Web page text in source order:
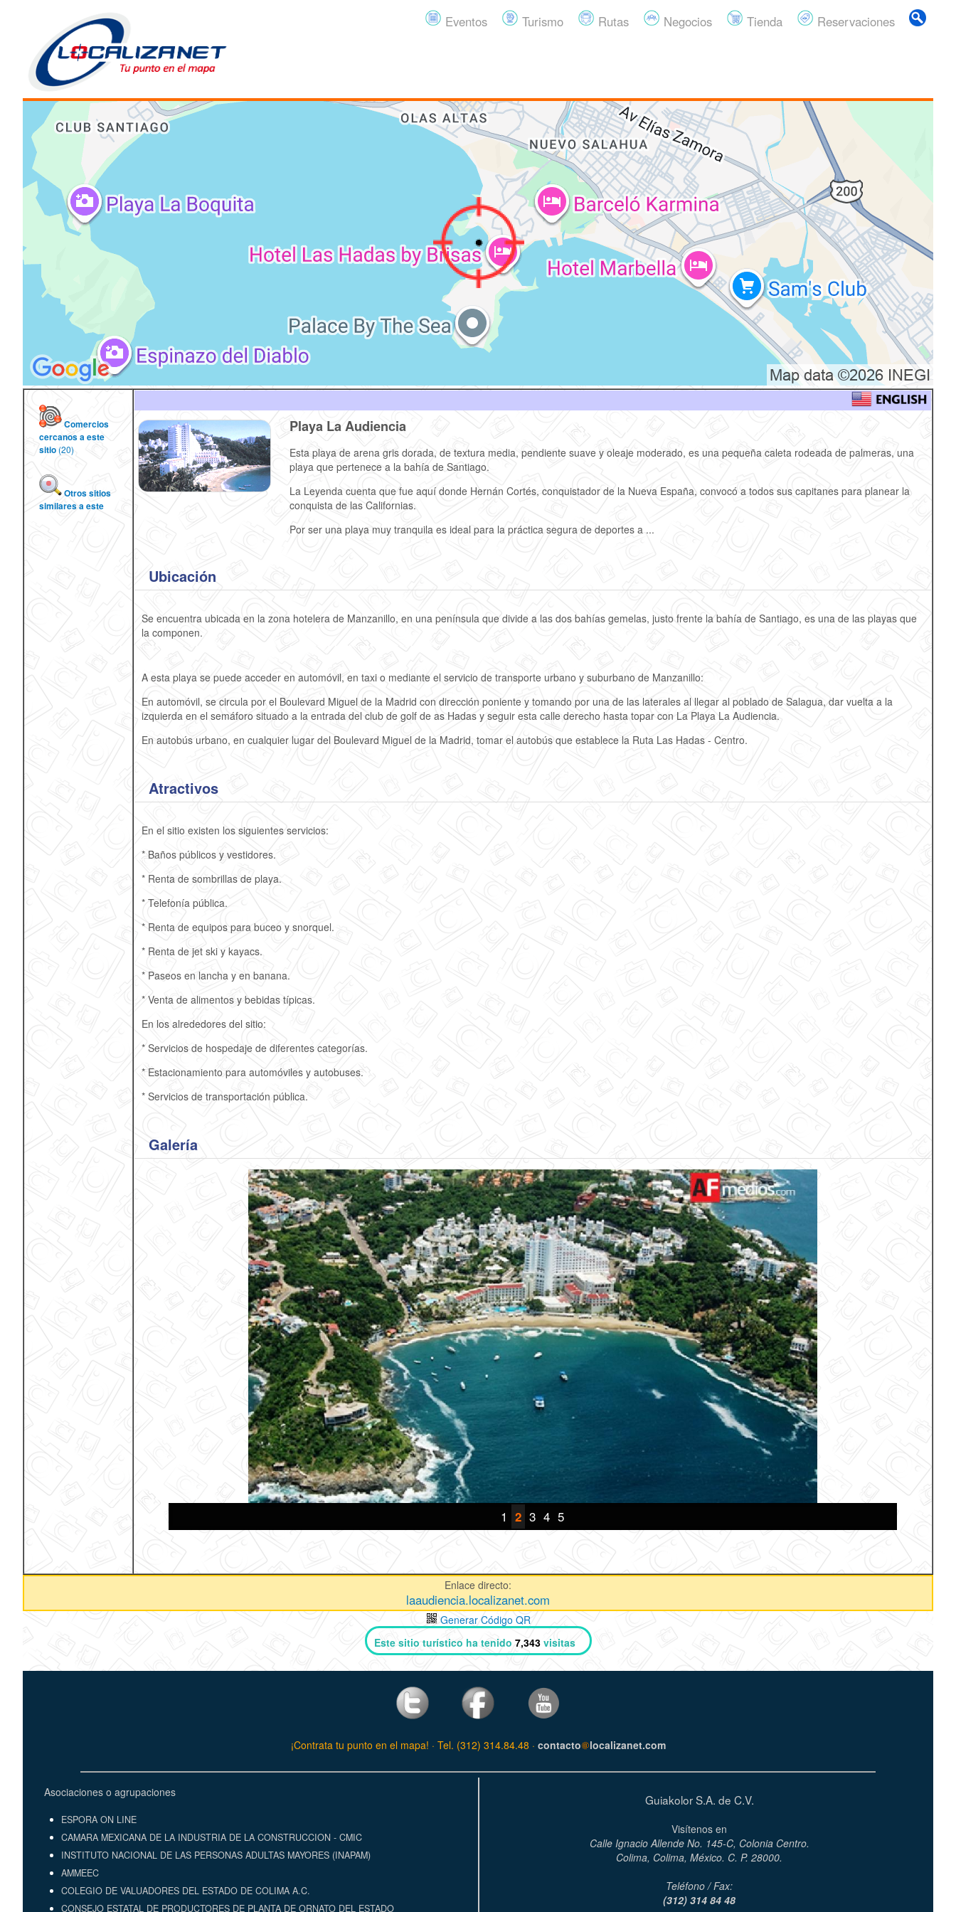
Reservaciones
Tienda
Negocios
Rutas
Turismo
Eventos
Comercios
cercanos a este
sitio (20)
Otros sitios
similares a este
Playa La Audiencia
Esta playa de arena gris dorada, de textura media, pendiente suave y oleaje moderado, es una pequeña caleta rodeada de palmeras, una
playa que pertenece a la bahía de Santiago.
La Leyenda cuenta que fue aquí donde Hernán Cortés, conquistador de la Nueva España, convocó a todos sus capitanes para planear la
conquista de las Californias.
Por ser una playa muy tranquila es ideal para la práctica segura de deportes a ...
Ubicación
Se encuentra ubicada en la zona hotelera de Manzanillo, en una península que divide a las dos bahías gemelas, justo frente la bahía de Santiago, es una de las playas que
la componen.
A esta playa se puede acceder en automóvil, en taxi o mediante el servicio de transporte urbano y suburbano de Manzanillo:
En automóvil, se circula por el Boulevard Miguel de la Madrid con dirección poniente y tomando por una de las laterales al llegar al poblado de Salagua, dar vuelta a la
izquierda en el semáforo situado a la entrada del club de golf de as Hadas y seguir esta calle derecho hasta topar con La Playa La Audiencia.
En autobús urbano, en cualquier lugar del Boulevard Miguel de la Madrid, tomar el autobús que establece la Ruta Las Hadas - Centro.
Atractivos
En el sitio existen los siguientes servicios:
* Baños públicos y vestidores.
* Renta de sombrillas de playa.
* Telefonía pública.
* Renta de equipos para buceo y snorquel.
* Renta de jet ski y kayacs.
* Paseos en lancha y en banana.
* Venta de alimentos y bebidas típicas.
En los alrededores del sitio:
* Servicios de hospedaje de diferentes categorías.
* Estacionamiento para automóviles y autobuses.
* Servicios de transportación pública.
Galería
1 2 3 4 5
Enlace directo:
laaudiencia.localizanet.com
Generar Código QR
Este sitio turístico ha tenido 7,343visitas
¡Contrata tu punto en el mapa! · Tel. (312) 314.84.48 · contacto localizanet.com
Asociaciones o agrupaciones
ESPORA ON LINE
CAMARA MEXICANA DE LA INDUSTRIA DE LA CONSTRUCCION - CMIC
INSTITUTO NACIONAL DE LAS PERSONAS ADULTAS MAYORES (INAPAM)
AMMEEC
COLEGIO DE VALUADORES DEL ESTADO DE COLIMA A.C.
CONSEJO ESTATAL DE PRODUCTORES DE PLANTA DE ORNATO DEL ESTADO
Guiakolor S.A. de C.V.
Visítenos en
Calle Ignacio Allende No. 145-C, Colonia Centro.
Colima, Colima, México. C. P. 28000.
Teléfono / Fax:
(312) 314 84 48